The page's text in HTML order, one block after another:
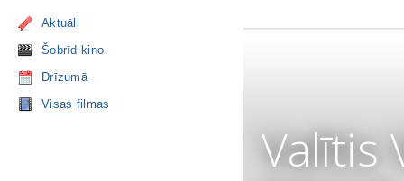
Aktuāli
Šobrīd kino
Drīzumā
Visas filmas
Valītis